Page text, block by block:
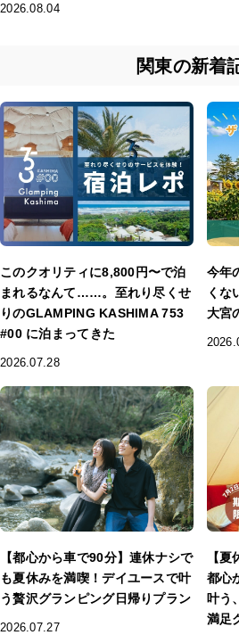
2026.08.04
関東の新着
このクオリティに8,800円〜で泊
まれるなんて……。至れり尽くせ
りのGLAMPING KASHIMA 753
#00 に泊まってきた
2026.07.28
今年
くな
大宮
【都心から車で90分】連休ナシで
も夏休みを満喫！デイユースで叶
う贅沢グランピング日帰りプラン
2026.07.27
【
都心
叶う
満足